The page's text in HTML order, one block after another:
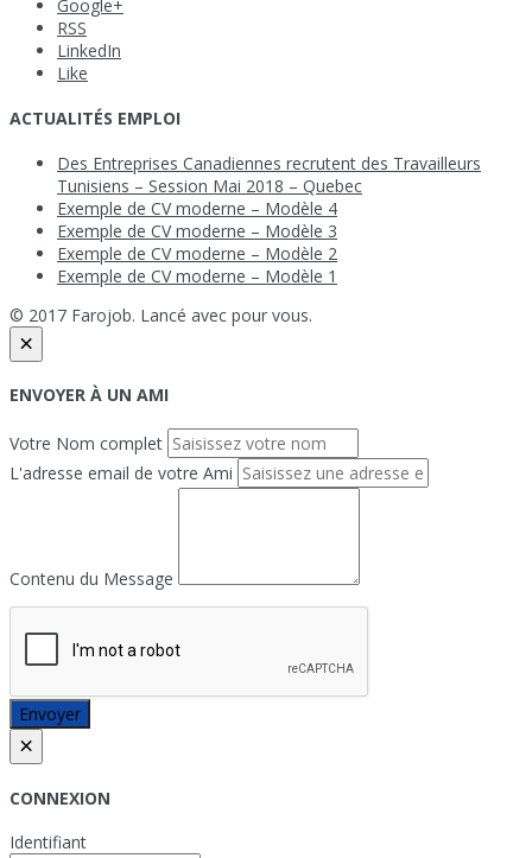
Google+
RSS
LinkedIn
Like
ACTUALITÉS EMPLOI
Des Entreprises Canadiennes recrutent des Travailleurs
Tunisiens – Session Mai 2018 – Quebec
Exemple de CV moderne – Modèle 4
Exemple de CV moderne – Modèle 3
Exemple de CV moderne – Modèle 2
Exemple de CV moderne – Modèle 1
© 2017 Farojob. Lancé avec pour vous.
×
ENVOYER À UN AMI
Votre Nom complet
L'adresse email de votre Ami
Contenu du Message
Envoyer
×
CONNEXION
Identifiant